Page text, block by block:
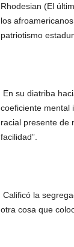
Rhodesian (El
los
patriotismo
En su diatriba
coeficiente mental
racial presente de
facilidad”.
Calificó la
otra cosa que